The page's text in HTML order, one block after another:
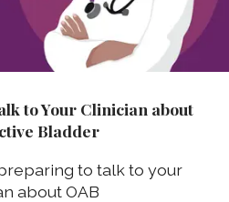
to Your Clinician about
Bladder
to talk to your
about OAB